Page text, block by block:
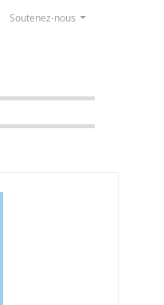
Soutenez-nous